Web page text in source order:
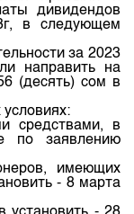
дивидендов
в следующем
за 2023
направить на
(десять) сом в
средствами, в
по заявлению
имеющих
- 8 марта